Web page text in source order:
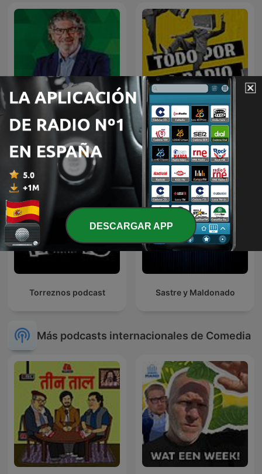
El programa del Yuyu Todo por la radio
Torreznos podcast Sastre y Maldonado
Más podcasts internacionales de Comedia
DESCARGAR APP